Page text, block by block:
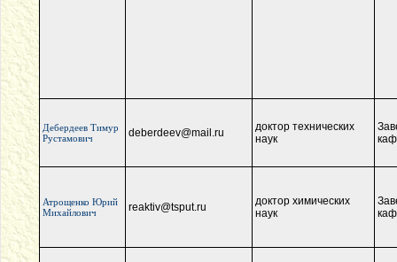
Дебердеев Тимур
Рустамович
deberdeev@mail.ru
доктор технических
наук
Атрощенко Юрий
Михайлович
reaktiv@tsput.ru
доктор химических
наук